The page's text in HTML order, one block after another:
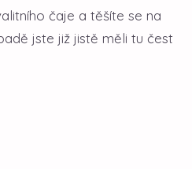
čaje a těšíte se na
jste již jistě měli tu čest